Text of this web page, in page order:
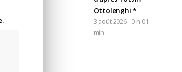
Ottolenghi *
3 août 2026 - 0 h 01
min